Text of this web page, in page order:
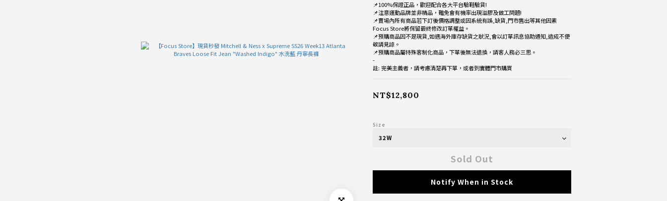
📌100%保證正品，歡迎配合各大平台驗鞋驗貨!
📌注意運動品牌並非精品，難免會有機率出現溢膠及做工問題!
📌賣場內所有商品若下訂後價格調整或因系統有誤,缺貨,門市售出等其他因素
Focus Store將保留最終修改訂單權益。
📌預購商品因不是現貨,如遇海外庫存缺貨之狀況,會以訂單訊息協助通知,造成不便
敬請見諒。
📌預購商品屬特殊客制化商品，下單後無法退換，請客人務必三思。
-
註: 完美主義者，請考慮清楚再下單，或者到實體門市購買
NT$12,800
Size
Sold Out
Notify When in Stock